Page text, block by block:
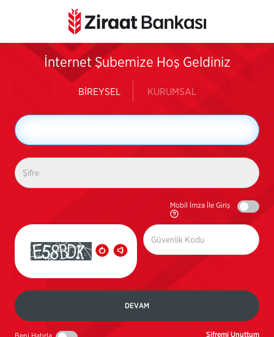
İnternet Şubemize Hoş Geldiniz
BİREYSEL KURUMSAL
Mobil İmza İle Giriş
DEVAM
Şifremi Unuttum